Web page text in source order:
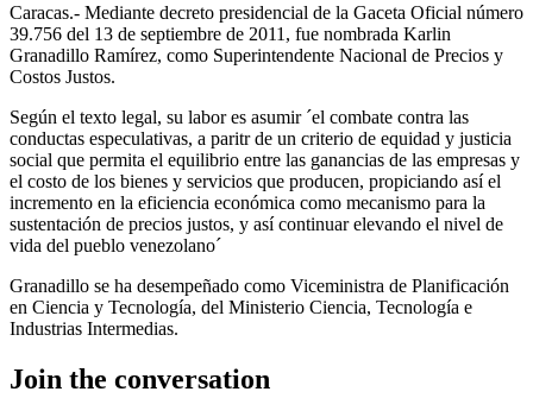
Caracas.- Mediante decreto presidencial de la Gaceta Oficial número
39.756 del 13 de septiembre de 2011, fue nombrada Karlin
Granadillo Ramírez, como Superintendente Nacional de Precios y
Costos Justos.
Según el texto legal, su labor es asumir ´el combate contra las
conductas especulativas, a paritr de un criterio de equidad y justicia
social que permita el equilibrio entre las ganancias de las empresas y
el costo de los bienes y servicios que producen, propiciando así el
incremento en la eficiencia económica como mecanismo para la
sustentación de precios justos, y así continuar elevando el nivel de
vida del pueblo venezolano´
Granadillo se ha desempeñado como Viceministra de Planificación
en Ciencia y Tecnología, del Ministerio Ciencia, Tecnología e
Industrias Intermedias.
Join the conversation